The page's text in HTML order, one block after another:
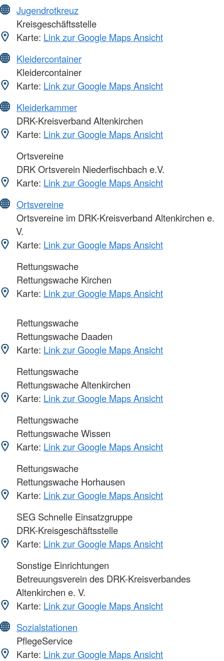
Jugendrotkreuz
Kreisgeschäftsstelle
Karte: Link zur Google Maps Ansicht
Kleidercontainer
Kleidercontainer
Karte: Link zur Google Maps Ansicht
Kleiderkammer
DRK-Kreisverband Altenkirchen
Karte: Link zur Google Maps Ansicht
Ortsvereine
DRK Ortsverein Niederfischbach e.V.
Karte: Link zur Google Maps Ansicht
Ortsvereine
Ortsvereine im DRK-Kreisverband Altenkirchen e.
V.
Karte: Link zur Google Maps Ansicht
Rettungswache
Rettungswache Kirchen
Karte: Link zur Google Maps Ansicht
Rettungswache
Rettungswache Daaden
Karte: Link zur Google Maps Ansicht
Rettungswache
Rettungswache Altenkirchen
Karte: Link zur Google Maps Ansicht
Rettungswache
Rettungswache Wissen
Karte: Link zur Google Maps Ansicht
Rettungswache
Rettungswache Horhausen
Karte: Link zur Google Maps Ansicht
SEG Schnelle Einsatzgruppe
DRK-Kreisgeschäftsstelle
Karte: Link zur Google Maps Ansicht
Sonstige Einrichtungen
Betreuungsverein des DRK-Kreisverbandes
Altenkirchen e. V.
Karte: Link zur Google Maps Ansicht
Sozialstationen
PflegeService
Karte: Link zur Google Maps Ansicht